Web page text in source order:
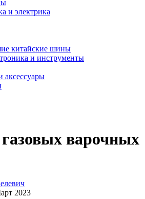
и электрика
китайские шины
и инструменты
аксессуары
варочных
2023